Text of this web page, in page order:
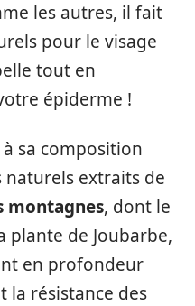
les autres, il fait
pour le visage
tout en
épiderme !
sa composition
naturels extraits de
montagnes, dont le
plante de Joubarbe,
en profondeur
la résistance des